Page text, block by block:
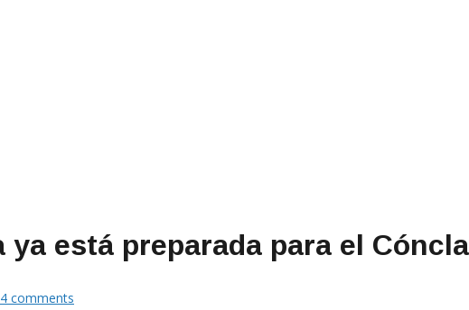
ya está preparada para el
comments